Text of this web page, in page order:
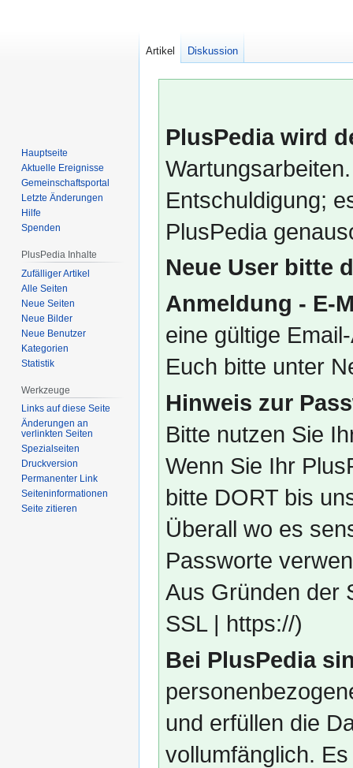
PlusPedia wird
Entschuldigung;
PlusPedia
Neue User bitte
Anmeldung - E-
eine gültige
Euch bitte unter
Hinweis zur
Bitte nutzen Sie
Wenn Sie Ihr
bitte DORT bis
Überall wo es
Passworte
Aus Gründen der
SSL | https://)
Bei PlusPedia
und erfüllen die
vollumfänglich.
Artikel Diskussion
Hauptseite
Aktuelle Ereignisse
Gemeinschafts­portal
Letzte Änderungen
Hilfe
Spenden
PlusPedia Inhalte
Zufälliger Artikel
Alle Seiten
Neue Seiten
Neue Bilder
Neue Benutzer
Kategorien
Statistik
Werkzeuge
Links auf diese Seite
Änderungen an
verlinkten Seiten
Spezialseiten
Druckversion
Permanenter Link
Seiten­­informationen
Seite zitieren